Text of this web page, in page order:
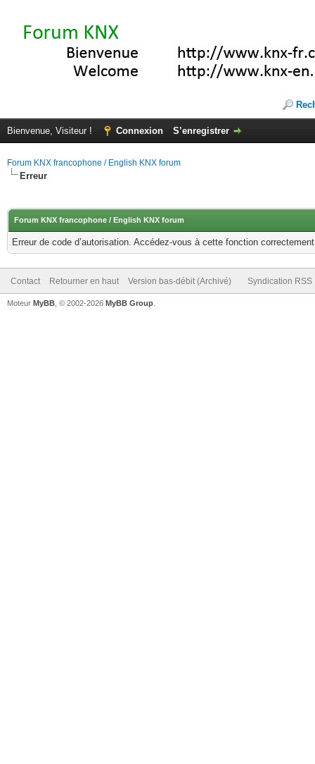
Bienvenue, Visiteur ! Connexion S’enregistrer
Forum KNX francophone / English KNX forum
Erreur
Forum KNX francophone / English KNX forum
Erreur de code d’autorisation. Accédez-vous à cette fonction
Contact Retourner en haut Version bas-débit (Archivé) Syndication RSS
Moteur MyBB , © 2002-2026 MyBB Group